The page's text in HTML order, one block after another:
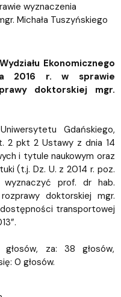
wyznaczenia
Michała Tuszyńskiego
Ekonomicznego
2016 r. w sprawie
doktorskiej mgr.
Gdańskiego,
2 pkt 2 Ustawy z dnia 14
i tytule naukowym oraz
(t.j. Dz. U. z 2014 r. poz.
wyznaczyć prof. dr hab.
doktorskiej mgr.
dostępności transportowej
za: 38 głosów,
0 głosów.